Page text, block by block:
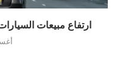
ارتفاع مبيعات